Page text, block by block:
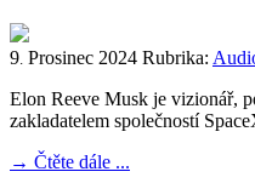
9. Prosinec 2024 Rubrika:
Elon Reeve Musk je vizionář,
zakladatelem společností
→ Čtěte dále ...